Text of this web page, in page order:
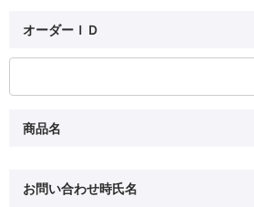
オーダーＩＤ
商品名
お問い合わせ時氏名